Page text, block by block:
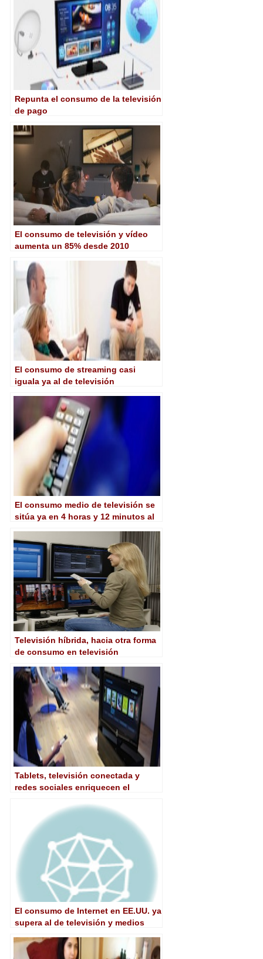
Repunta el consumo de la televisión
de pago
El consumo de televisión y vídeo
aumenta un 85% desde 2010
El consumo de streaming casi
iguala ya al de televisión
El consumo medio de televisión se
sitúa ya en 4 horas y 12 minutos al
Televisión híbrida, hacia otra forma
de consumo en televisión
Tablets, televisión conectada y
redes sociales enriquecen el
El consumo de Internet en EE.UU. ya
supera al de televisión y medios